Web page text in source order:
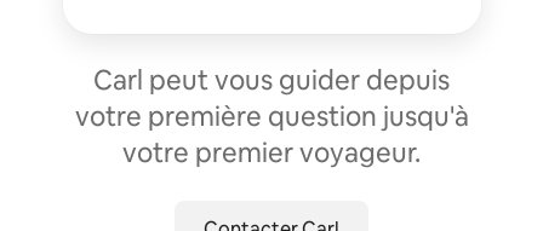
Carl peut vous guider depuis
votre première question jusqu'à
votre premier voyageur.